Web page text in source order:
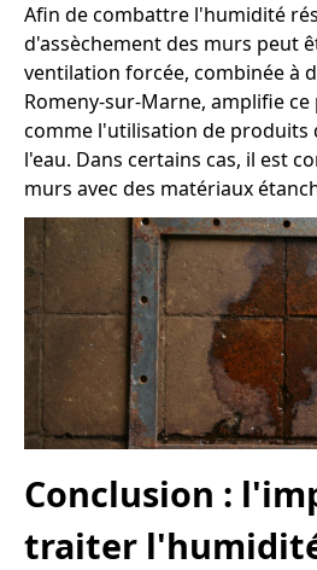
Afin de combattre l'humidité
d'assèchement des murs peut
ventilation forcée, combinée à
Romeny-sur-Marne, amplifie
comme l'utilisation de produits
l'eau. Dans certains cas, il est
murs avec des matériaux
Conclusion :
traiter